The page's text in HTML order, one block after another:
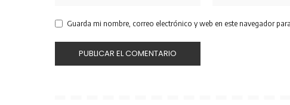
Guarda mi nombre, correo electrónico y web en este navegador